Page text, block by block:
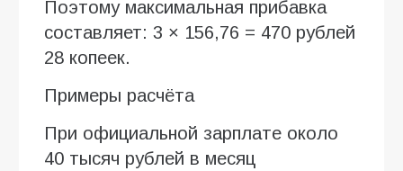
Поэтому максимальная прибавка
составляет: 3 × 156,76 = 470 рублей
28 копеек.
Примеры расчёта
При официальной зарплате около
40 тысяч рублей в месяц